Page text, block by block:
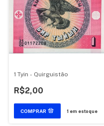
1 Tyin - Quirguistão
R$2,00
1 em estoque